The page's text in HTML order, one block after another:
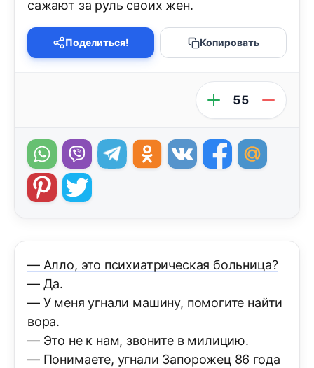
сажают за руль своих жен.
Поделиться! Копировать
55
— Алло, это психиатрическая больница?
— Да.
— У меня угнали машину, помогите найти
вора.
— Это не к нам, звоните в милицию.
— Понимаете, угнали Запорожец 86 года